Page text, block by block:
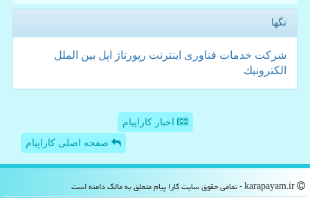
تگها
شركت خدمات فناوری اینترنت رپورتاژ اپل بین الملل
الكترونیك
اخبار کاراپیام
صفحه اصلی کاراپیام